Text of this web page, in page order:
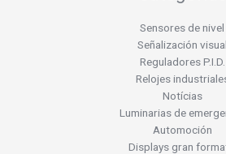
Sensores de nivel
Señalización visual
Reguladores P.I.D.
Relojes
Notícias
Luminarias de
Automoción
Displays gran